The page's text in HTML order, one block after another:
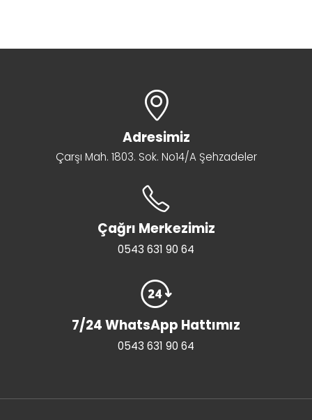
Adresimiz
Çarşı Mah. 1803. Sok. No14/A Şehzadeler
Çağrı Merkezimiz
0543 631 90 64
7/24 WhatsApp Hattımız
0543 631 90 64